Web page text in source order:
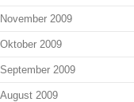
November 2009
Oktober 2009
September 2009
August 2009